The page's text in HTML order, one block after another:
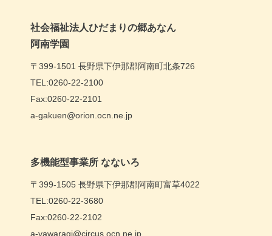
社会福祉法人ひだまりの郷あなん
阿南学園
〒399-1501 長野県下伊那郡阿南町北条726
TEL:0260-22-2100
Fax:0260-22-2101
a-gakuen@orion.ocn.ne.jp
多機能型事業所 なないろ
〒399-1505 長野県下伊那郡阿南町富草4022
TEL:0260-22-3680
Fax:0260-22-2102
a-yawaragi@circus.ocn.ne.jp